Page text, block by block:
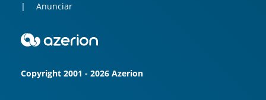
Anunciar
Copyright 2001 - 2026 Azerion